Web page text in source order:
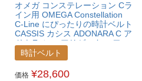
オメガ コンステレーション Cラ
イン用 OMEGA Constellation
C-Line にぴったりの時計ベルト
CASSIS カシス ADONARA C ア
ドナラ シー アリゲーター ワニ
革 時計ベルト
U1017A70OMGCLC
時計ベルト
価格 ¥28,600